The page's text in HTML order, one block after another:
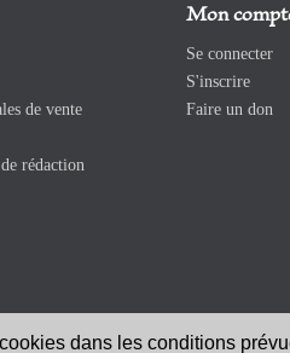
dans les conditions
de vente
rédaction
Mon
Se connecter
S'inscrire
Faire un don
Internationale COMMUNIO.